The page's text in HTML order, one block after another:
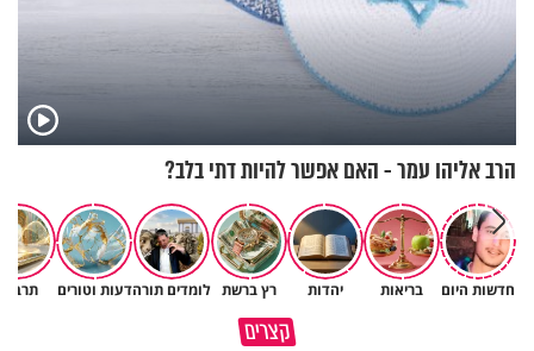
הרב אליהו עמר - האם אפשר להיות דתי בלב?
חדשות היום בריאות יהדות רץ ברשת לומדים תורהדעות וטורים
קצרים
תעשה עם האהבת השם שלך
פותחים פתח קטן - ומקבלים